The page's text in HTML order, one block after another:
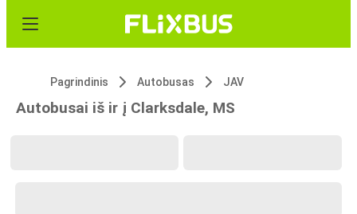
Pagrindinis Autobusas JAV
Autobusai iš ir į Clarksdale, MS